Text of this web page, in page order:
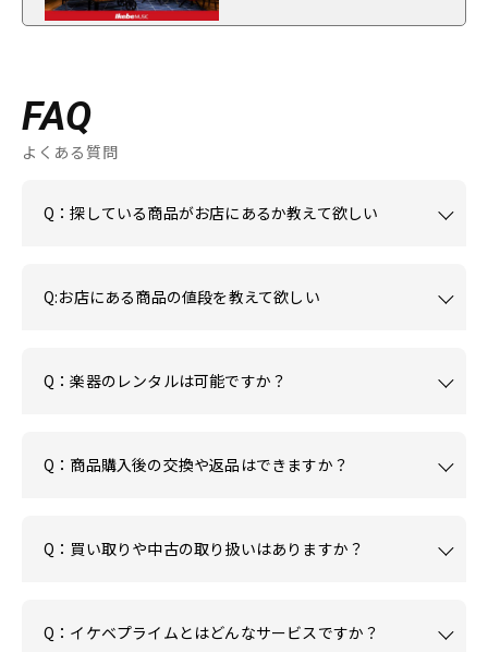
FAQ
よくある質問
Q：探している商品がお店にあるか教えて欲しい
Q:お店にある商品の値段を教えて欲しい
Q：楽器のレンタルは可能ですか？
Q：商品購入後の交換や返品はできますか？
Q：買い取りや中古の取り扱いはありますか？
Q：イケベプライムとはどんなサービスですか？